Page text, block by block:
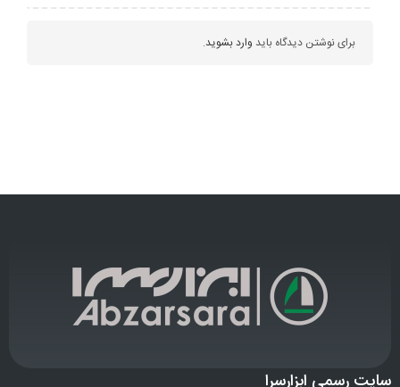
برای نوشتن دیدگاه باید وارد بشوید.
سایت رسمی ابزارسرا